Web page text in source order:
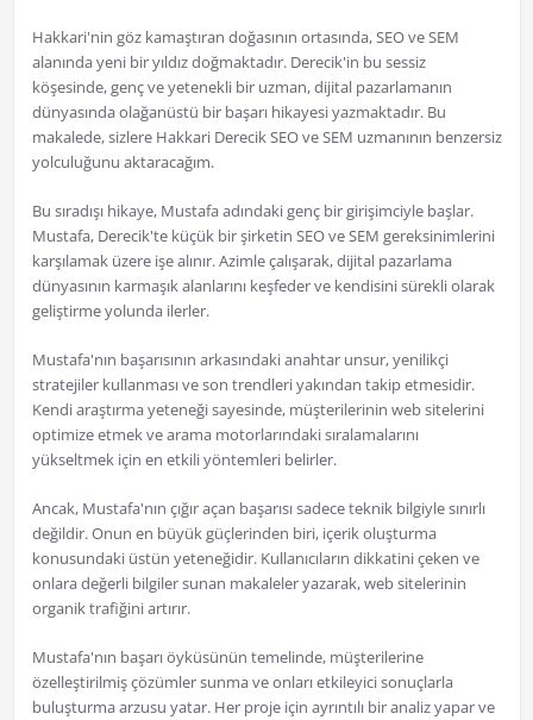
Hakkari'nin göz kamaştıran doğasının ortasında, SEO ve SEM
alanında yeni bir yıldız doğmaktadır. Derecik'in bu sessiz
köşesinde, genç ve yetenekli bir uzman, dijital pazarlamanın
dünyasında olağanüstü bir başarı hikayesi yazmaktadır. Bu
makalede, sizlere Hakkari Derecik SEO ve SEM uzmanının benzersiz
yolculuğunu aktaracağım.
Bu sıradışı hikaye, Mustafa adındaki genç bir girişimciyle başlar.
Mustafa, Derecik'te küçük bir şirketin SEO ve SEM gereksinimlerini
karşılamak üzere işe alınır. Azimle çalışarak, dijital pazarlama
dünyasının karmaşık alanlarını keşfeder ve kendisini sürekli olarak
geliştirme yolunda ilerler.
Mustafa'nın başarısının arkasındaki anahtar unsur, yenilikçi
stratejiler kullanması ve son trendleri yakından takip etmesidir.
Kendi araştırma yeteneği sayesinde, müşterilerinin web sitelerini
optimize etmek ve arama motorlarındaki sıralamalarını
yükseltmek için en etkili yöntemleri belirler.
Ancak, Mustafa'nın çığır açan başarısı sadece teknik bilgiyle sınırlı
değildir. Onun en büyük güçlerinden biri, içerik oluşturma
konusundaki üstün yeteneğidir. Kullanıcıların dikkatini çeken ve
onlara değerli bilgiler sunan makaleler yazarak, web sitelerinin
organik trafiğini artırır.
Mustafa'nın başarı öyküsünün temelinde, müşterilerine
özelleştirilmiş çözümler sunma ve onları etkileyici sonuçlarla
buluşturma arzusu yatar. Her proje için ayrıntılı bir analiz yapar ve